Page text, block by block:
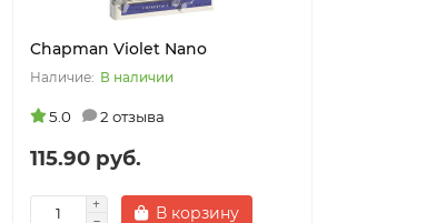
Chapman Violet Nano
В наличии
5.0 2 отзыва
115.90 руб.
В корзину